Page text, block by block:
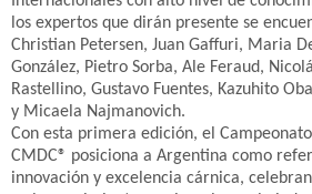
los expertos que dirán presente se
Christian Petersen, Juan Gaffuri, Maria
González, Pietro Sorba, Ale Feraud,
Rastellino, Gustavo Fuentes, Kazuhito
y Micaela Najmanovich.
Con esta primera edición, el
CMDC® posiciona a Argentina como
innovación y excelencia cárnica,